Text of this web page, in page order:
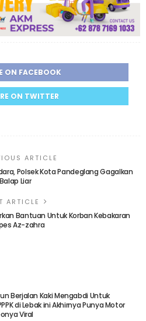
ON FACEBOOK
ON TWITTER
ARTICLE
Polsek Kota Pandeglang Gagalkan
Balap Liar
ARTICLE
Bantuan Untuk Korban Kebakaran
Az-zahra
Berjalan Kaki Mengabdi Untuk
di Lebak ini Akhirnya Punya Motor
Viral